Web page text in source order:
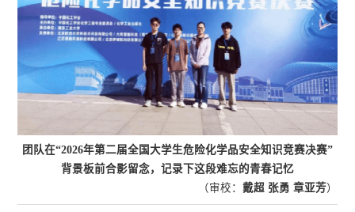
团队在“2026年第二届全国大学生危险化学品安全知识竞赛决赛”
背景板前合影留念，记录下这段难忘的青春记忆
（审校： 戴超 张勇 章亚芳）